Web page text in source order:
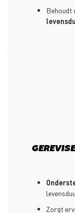
Behoudt
Zorgt